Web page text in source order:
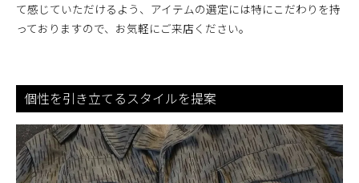
て感じていただけるよう、アイテムの選定には特にこだわりを持
っておりますので、お気軽にご来店ください。
個性を引き立てるスタイルを提案